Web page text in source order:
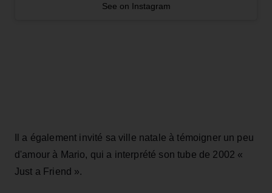
See on Instagram
Il a également invité sa ville natale à témoigner un peu
d'amour à Mario, qui a interprété son tube de 2002 «
Just a Friend ».